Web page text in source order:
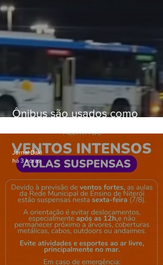
Ônibus são usados como
Gardênia Azul
Jornal Daki
há 3 horas